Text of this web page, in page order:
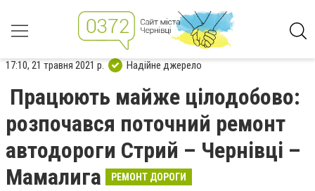
17:10, 21 травня 2021 р. Надійне джерело
Працюють майже цілодобово:
розпочався поточний ремонт
автодороги Стрий – Чернівці –
Мамалига
РЕМОНТ ДОРОГИ